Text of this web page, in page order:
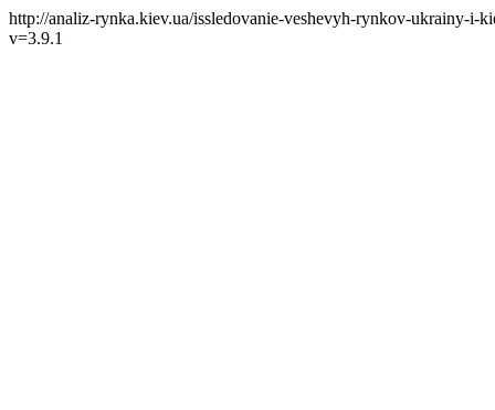
http://analiz-rynka.kiev.ua/issledovanie-veshevyh-rynkov-ukrainy-i-
v=3.9.1